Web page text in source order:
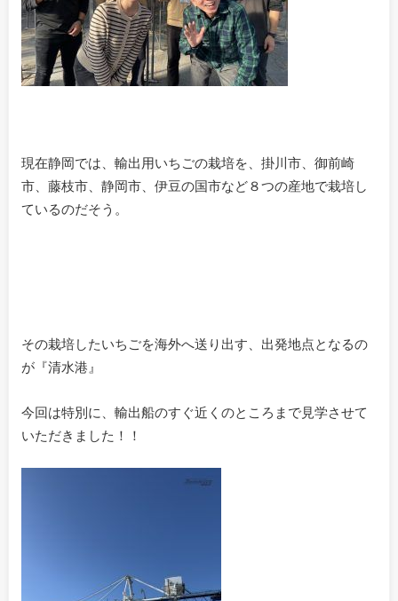
現在静岡では、輸出用いちごの栽培を、掛川市、御前崎
市、藤枝市、静岡市、伊豆の国市など８つの産地で栽培し
ているのだそう。
その栽培したいちごを海外へ送り出す、出発地点となるの
が『清水港』
今回は特別に、輸出船のすぐ近くのところまで見学させて
いただきました！！